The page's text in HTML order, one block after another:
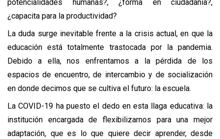
potencialidades humanas?, ¿forma en ciudadanía?,
¿capacita para la productividad?
La duda surge inevitable frente a la crisis actual, en que la
educación está totalmente trastocada por la pandemia.
Debido a ella, nos enfrentamos a la pérdida de los
espacios de encuentro, de intercambio y de socialización
en donde decimos que se cultiva el futuro: la escuela.
La COVID-19 ha puesto el dedo en esta llaga educativa: la
institución encargada de flexibilizarnos para una mejor
adaptación, que es lo que quiere decir aprender, desde